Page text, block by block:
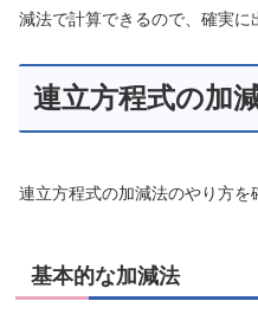
減法で計算できるので、確実に
連立方程式の加
連立方程式の加減法のやり方を
基本的な加減法